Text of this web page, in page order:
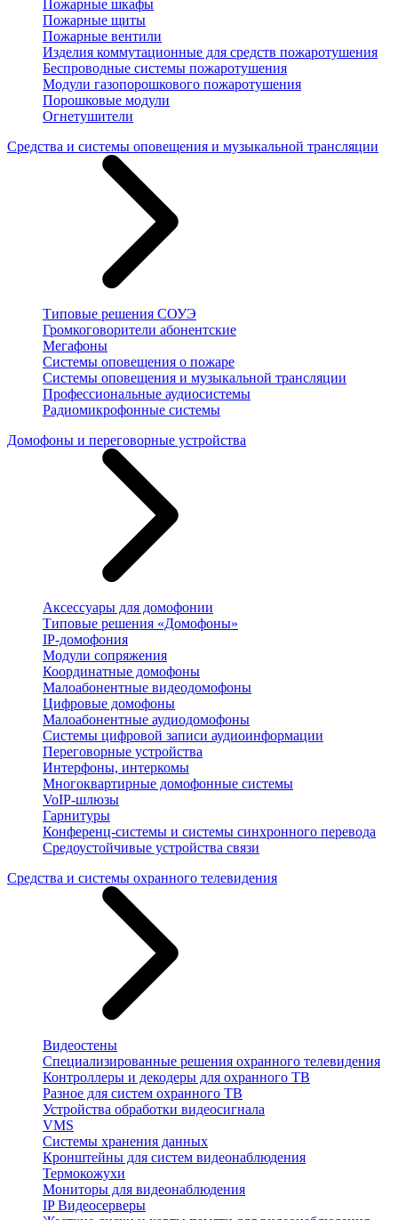
Пожарные шкафы
Пожарные щиты
Пожарные вентили
Изделия коммутационные для средств пожаротушения
Беспроводные системы пожаротушения
Модули газопорошкового пожаротушения
Порошковые модули
Огнетушители
Средства и системы оповещения и музыкальной трансляции
Типовые решения СОУЭ
Громкоговорители абонентские
Мегафоны
Системы оповещения о пожаре
Системы оповещения и музыкальной трансляции
Профессиональные аудиосистемы
Радиомикрофонные системы
Домофоны и переговорные устройства
Аксессуары для домофонии
Типовые решения «Домофоны»
IP-домофония
Модули сопряжения
Координатные домофоны
Малоабонентные видеодомофоны
Цифровые домофоны
Малоабонентные аудиодомофоны
Системы цифровой записи аудиоинформации
Переговорные устройства
Интерфоны, интеркомы
Многоквартирные домофонные системы
VoIP-шлюзы
Гарнитуры
Конференц-системы и системы синхронного перевода
Средоустойчивые устройства связи
Средства и системы охранного телевидения
Видеостены
Специализированные решения охранного телевидения
Контроллеры и декодеры для охранного ТВ
Разное для систем охранного ТВ
Устройства обработки видеосигнала
VMS
Системы хранения данных
Кронштейны для систем видеонаблюдения
Термокожухи
Мониторы для видеонаблюдения
IP Видеосерверы